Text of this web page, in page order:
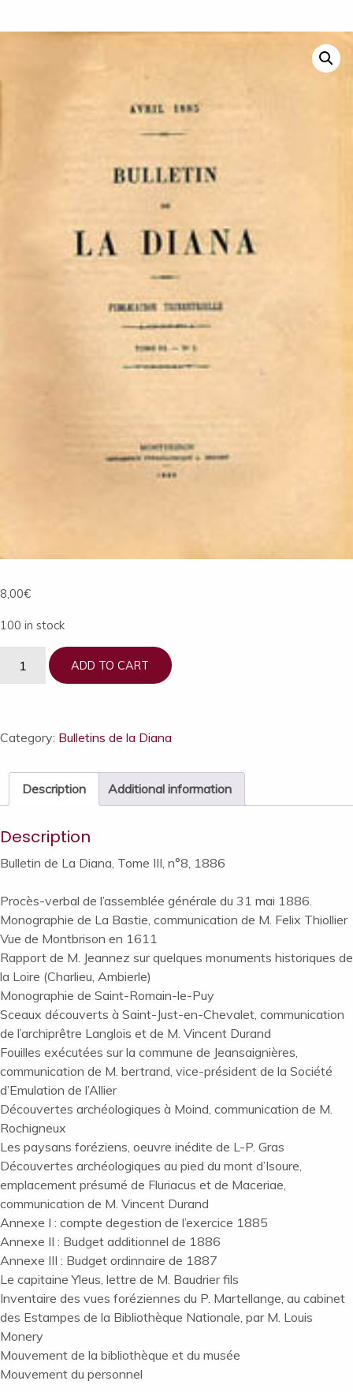
8,00€
100 in stock
Tome
n°8,
1886
ADD TO CART
Category: Bulletins de la Diana
Description Additional information
Description
Bulletin de La Diana, Tome III, n°8, 1886
Procès-verbal de l’assemblée générale du 31 mai 1886.
Monographie de La Bastie, communication de M. Felix Thiollier
Vue de Montbrison en 1611
Rapport de M. Jeannez sur quelques monuments historiques de
la Loire (Charlieu, Ambierle)
Monographie de Saint-Romain-le-Puy
Sceaux découverts à Saint-Just-en-Chevalet, communication
de l’archiprêtre Langlois et de M. Vincent Durand
Fouilles exécutées sur la commune de Jeansaignières,
communication de M. bertrand, vice-président de la Société
d’Emulation de l’Allier
Découvertes archéologiques à Moind, communication de M.
Rochigneux
Les paysans foréziens, oeuvre inédite de L-P. Gras
Découvertes archéologiques au pied du mont d’Isoure,
emplacement présumé de Fluriacus et de Maceriae,
communication de M. Vincent Durand
Annexe I : compte degestion de l’exercice 1885
Annexe II : Budget additionnel de 1886
Annexe III : Budget ordinnaire de 1887
Le capitaine Yleus, lettre de M. Baudrier fils
Inventaire des vues foréziennes du P. Martellange, au cabinet
des Estampes de la Bibliothèque Nationale, par M. Louis
Monery
Mouvement de la bibliothèque et du musée
Mouvement du personnel